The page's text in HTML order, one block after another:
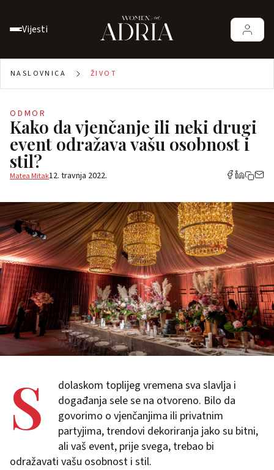
Vijesti
NASLOVNICA ŽIVOT
ODMOR
Kako da vjenčanje ili neki drugi
event odražava vašu osobnost i
stil?
Matea Mitak12. travnja 2022.
S
dolaskom toplijeg vremena sva slavlja i
događanja sele se na otvoreno. Bilo da
govorimo o vjenčanjima ili privatnim
partyjima, trendovi dekoriranja jako su bitni,
ali vaš event, prije svega, trebao bi
odražavati vašu osobnost i stil.